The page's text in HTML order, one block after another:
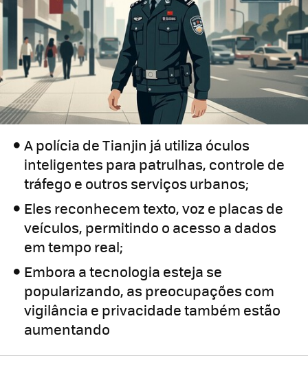
A polícia de Tianjin já utiliza óculos
inteligentes para patrulhas, controle de
tráfego e outros serviços urbanos;
Eles reconhecem texto, voz e placas de
veículos, permitindo o acesso a dados
em tempo real;
Embora a tecnologia esteja se
popularizando, as preocupações com
vigilância e privacidade também estão
aumentando